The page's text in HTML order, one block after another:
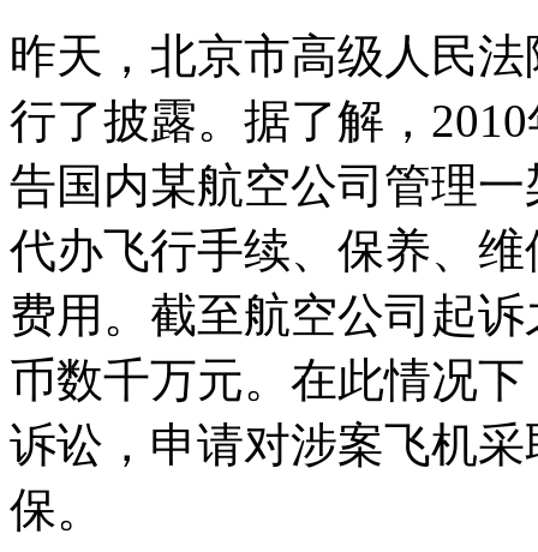
昨天，北京市高级人民
行了披露。据了解，
告国内某航空公司管理
代办飞行手续、保养、
费用。截至航空公司起
币数千万元。在此情况
诉讼，申请对涉案飞机
保。